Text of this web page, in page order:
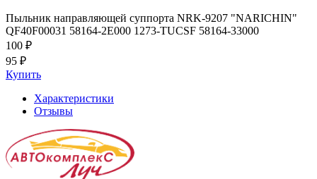
Пыльник направляющей суппорта NRK-9207 "NARICHIN"
QF40F00031 58164-2E000 1273-TUCSF 58164-33000
100 ₽
95 ₽
Купить
Характеристики
Отзывы